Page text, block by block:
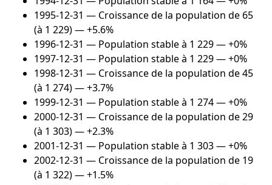
1995-12-31 — Croissance de la population de 65
(à 1 229) — +5.6%
1996-12-31 — Population stable à 1 229 — +0%
1997-12-31 — Population stable à 1 229 — +0%
1998-12-31 — Croissance de la population de 45
(à 1 274) — +3.7%
1999-12-31 — Population stable à 1 274 — +0%
2000-12-31 — Croissance de la population de 29
(à 1 303) — +2.3%
2001-12-31 — Population stable à 1 303 — +0%
2002-12-31 — Croissance de la population de 19
(à 1 322) — +1.5%